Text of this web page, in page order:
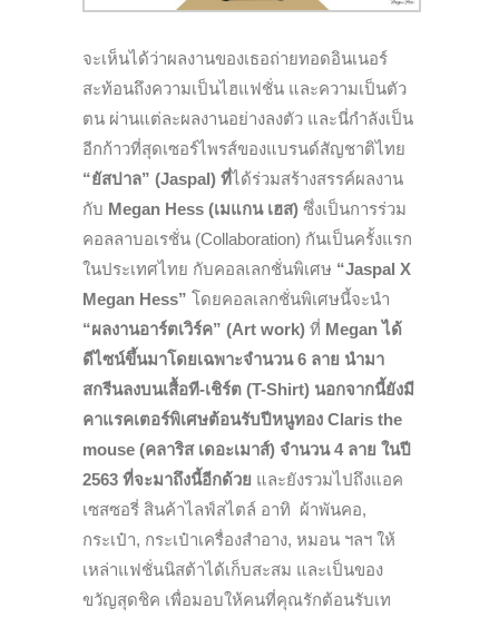
จะเห็นได้ว่าผลงานของเธอถ่ายทอดอินเนอร์
สะท้อนถึงความเป็นไฮแฟชั่น และความเป็นตัว
ตน ผ่านแต่ละผลงานอย่างลงตัว และนี่กำลังเป็น
อีกก้าวที่สุดเซอร์ไพรส์ของแบรนด์สัญชาติไทย
“ยัสปาล” (Jaspal) ที่ได้ร่วมสร้างสรรค์ผลงาน
กับ Megan Hess (เมแกน เฮส) ซึ่งเป็นการร่วม
คอลลาบอเรชั่น (Collaboration) กันเป็นครั้งแรก
ในประเทศไทย กับคอลเลกชั่นพิเศษ “Jaspal X
Megan Hess” โดยคอลเลกชั่นพิเศษนี้จะนำ
“ผลงานอาร์ตเวิร์ค” (Art work) ที่ Megan ได้
ดีไซน์ขึ้นมาโดยเฉพาะจำนวน6 ลาย นำมา
สกรีนลงบนเสื้อที-เชิร์ต (T-Shirt) นอกจากนี้ยังมี
คาแรคเตอร์พิเศษต้อนรับปีหนูทอง Claris the
mouse (คลาริส เดอะเมาส์) จำนวน 4 ลาย ในปี
2563 ที่จะมาถึงนี้อีกด้วย และยังรวมไปถึงแอค
เซสซอรี่ สินค้าไลฟ์สไตล์ อาทิ ผ้าพันคอ,
กระเป๋า, กระเป๋าเครื่องสำอาง, หมอน ฯลฯ ให้
เหล่าแฟชั่นนิสต้าได้เก็บสะสม และเป็นของ
ขวัญสุดชิค เพื่อมอบให้คนที่คุณรักต้อนรับเท